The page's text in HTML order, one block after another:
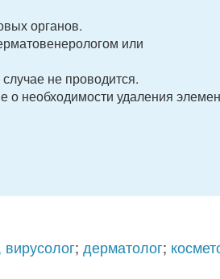
органов.
или
не проводится.
о необходимости удаления
; дерматолог;